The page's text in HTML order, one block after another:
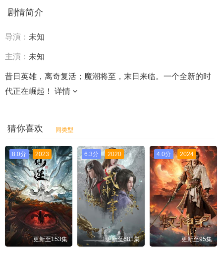
剧情简介
导演： 未知
主演： 未知
昔日英雄，离奇复活；魔潮将至，末日来临。一个全新的时
代正在崛起！
详情
猜你喜欢 同类型
8.0分 2023
更新至153集
6.3分 2020
更新至681集
4.0分 2024
更新至95集